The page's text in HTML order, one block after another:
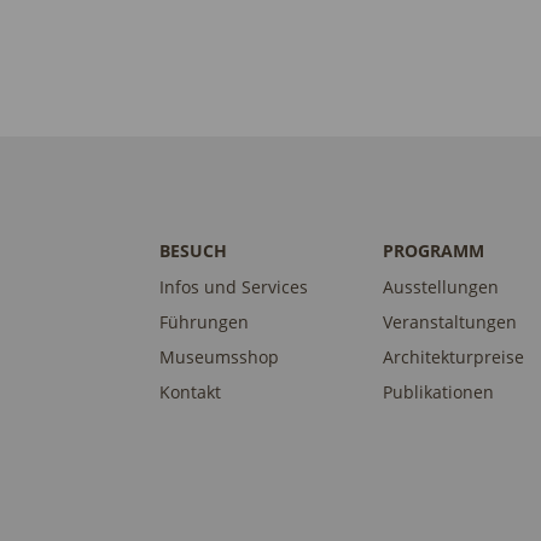
BESUCH
Infos und Services
Führungen
Museumsshop
Kontakt
PROGRAMM
Ausstellungen
Veranstaltungen
Architekturpreise
Publikationen